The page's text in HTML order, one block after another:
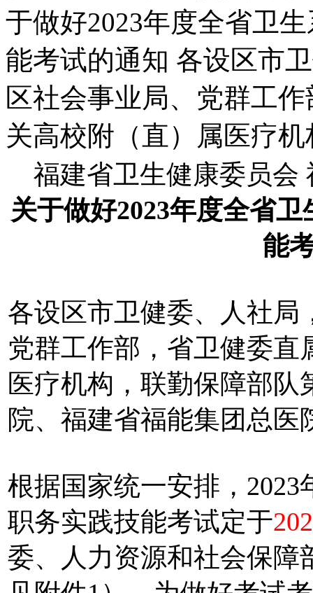
于做好2023年度全省卫
能考试的通知 各设区市
区社会事业局、党群工
关高校附（直）属医疗
福建省卫生健康委员会
关于做好2023年度全省
能
各设区市卫健委、人社局
党群工作部，省卫健委直
医疗机构，联勤保障部
院、福建省福能集团总医
根据国家统一安排，
职务实践技能考试定于
委、人力资源和社会保障